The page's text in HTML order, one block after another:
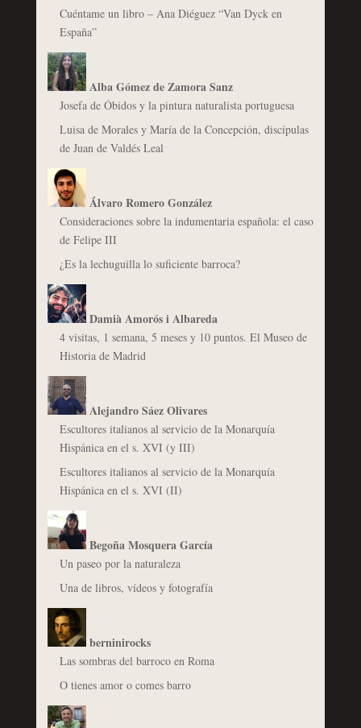
Cuéntame un libro – Ana Diéguez “Van Dyck en
España”
Alba Gómez de Zamora Sanz
Josefa de Óbidos y la pintura naturalista portuguesa
Luisa de Morales y María de la Concepción, discípulas
de Juan de Valdés Leal
Álvaro Romero González
Consideraciones sobre la indumentaria española: el caso
de Felipe III
¿Es la lechuguilla lo suficiente barroca?
Damià Amorós i Albareda
4 visitas, 1 semana, 5 meses y 10 puntos. El Museo de
Historia de Madrid
Alejandro Sáez Olivares
Escultores italianos al servicio de la Monarquía
Hispánica en el s. XVI (y III)
Escultores italianos al servicio de la Monarquía
Hispánica en el s. XVI (II)
Begoña Mosquera García
Un paseo por la naturaleza
Una de libros, vídeos y fotografía
berninirocks
Las sombras del barroco en Roma
O tienes amor o comes barro